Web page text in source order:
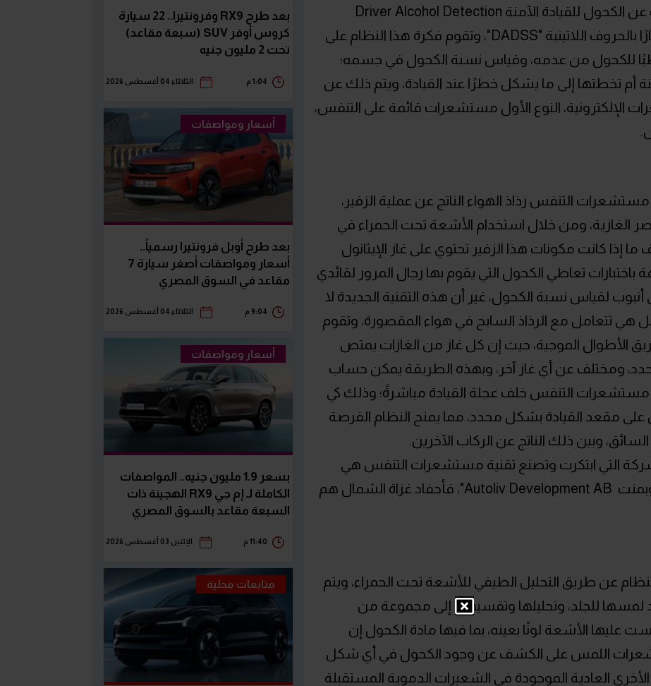
التقنية الجديدة اسمها "نظام الكشف عن الكحول للقيادة الآمنة Driver Alcohol Detection
System for Safety"، ويشار له اختصارًا بالحروف اللاتينية "DADSS"، وتقوم فكرة هذا النظام على
للكحول من عدمه، وقياس نسبة الكحول في جسمه؛
أم تخطتها إلى ما يشكل خطرًا عند القيادة، ويتم ذلك عن
النوع الأول مستشعرات قائمة على التنفس،
التنفس رذاذ الهواء الناتج عن عملية الزفير،
الغازية، ومن خلال استخدام الأشعة تحت الحمراء في
كانت مكونات هذا الزفير تحتوي على غاز الإيثانول
باختبارات تعاطي الكحول التي يقوم بها رجال المرور لقائدي
لقياس نسبة الكحول، غير أن هذه التقنية الجديدة لا
هي تتعامل مع الرذاذ السابح في هواء المقصورة، وتقوم
الأطوال الموجية، حيث إن كل غاز من الغازات يمتص
ومختلف عن أي غاز آخر، وبهذه الطريقة يمكن حساب
مستشعرات التنفس خلف عجلة القيادة مباشرةً؛ وذلك كي
مقعد القيادة بشكل محدد، مما يمنح النظام الفرصة
وبين ذلك الناتج عن الركاب الآخرين.
التي ابتكرت وتصنع تقنية مستشعرات التنفس هي
شركة سويدية تدعى "أوتوليف ديفيلوبمنت Autoliv Development AB"، فأحفاد غزاة الشمال هم
عن طريق التحليل الطيفي للأشعة تحت الحمراء، ويتم
للجلد، وتحليلها وتقسيمها إلى مجموعة من
عليها الأشعة لونًا بعينه، بما فيها مادة الكحول إن
اللمس على الكشف عن وجود الكحول في أي شكل
العادية الموجودة في الشعيرات الدموية المستقبلة
بعد طرح RX9 وفرونتيرا.. 22 سيارة
كروس أوفر SUV (سبعة مقاعد)
تحت 2 مليون جنيه
1:04 م الثلاثاء 04 أغسطس 2026
أسعار ومواصفات
بعد طرح أوبل فرونتيرا رسمياً..
أسعار ومواصفات أصغر سيارة 7
مقاعد في السوق المصري
9:04 م الثلاثاء 04 أغسطس 2026
أسعار ومواصفات
بسعر 1.9 مليون جنيه.. المواصفات
الكاملة لـ إم جي RX9 الهجينة ذات
السبعة مقاعد بالسوق المصري
11:40 م الإثنين 03 أغسطس 2026
متابعات محلية